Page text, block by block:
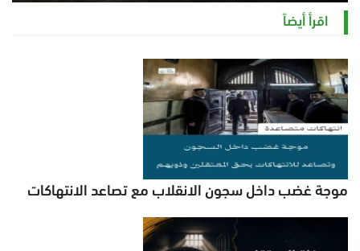
الخميس 6 أغسطس 2026 11:12 ص
اقرأ أيضاً
موجة غضب داخل سجون الانقلاب مع تصاعد الانتهاكات